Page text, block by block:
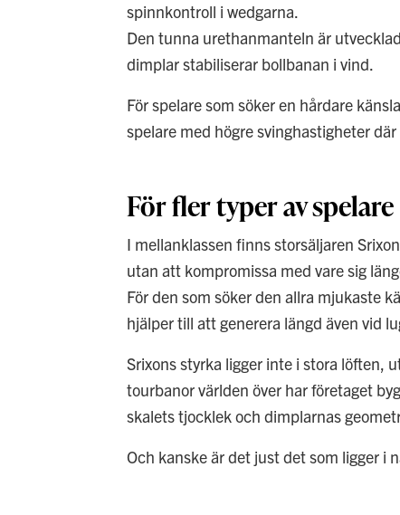
spinnkontroll i wedgarna.
Den tunna urethanmanteln är
dimplar stabiliserar bollbanan i vind.
För spelare som söker en hårdare
spelare med högre svinghastigheter
För fler typer av spelare
I mellanklassen finns storsäljaren
utan att kompromissa med vare sig
För den som söker den allra mjukaste
hjälper till att generera längd även vid
Srixons styrka ligger inte i stora löften,
tourbanor världen över har företaget
skalets tjocklek och dimplarnas
Och kanske är det just det som ligger i